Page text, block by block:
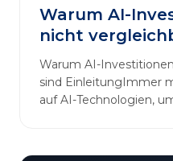
Warum AI-
nicht
Warum AI-
sind EinleitungImmer
auf AI-Technologien,
verschaffen. In diesem